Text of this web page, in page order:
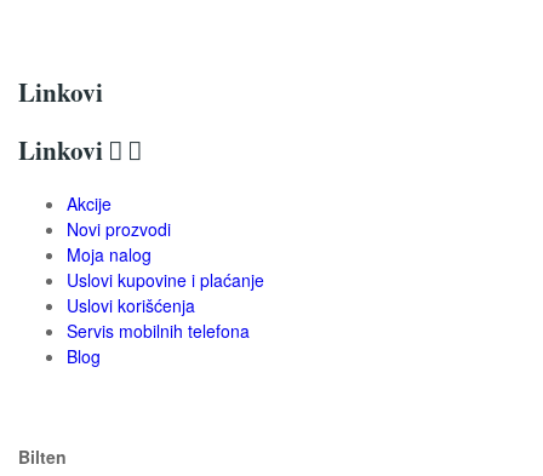
Linkovi
Linkovi  
Akcije
Novi prozvodi
Moja nalog
Uslovi kupovine i plaćanje
Uslovi korišćenja
Servis mobilnih telefona
Blog
Bilten